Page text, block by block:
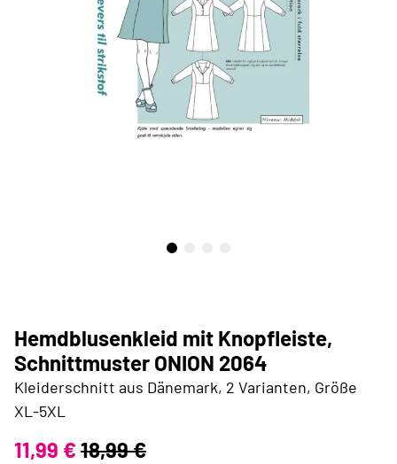
Hemdblusenkleid mit Knopfleiste,
Schnittmuster ONION 2064
Kleiderschnitt aus Dänemark, 2 Varianten, Größe
XL-5XL
11,99 € 18,99 €